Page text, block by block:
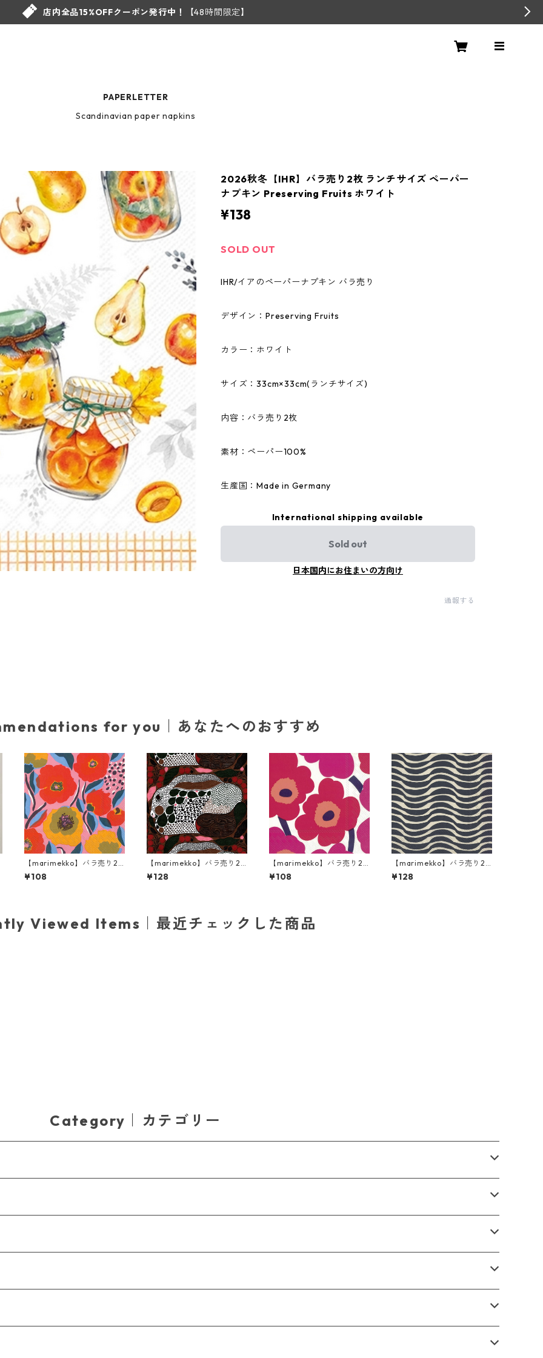
店内全品15%OFFクーポン発行中！ 【48時間限定】
PAPERLETTER
Scandinavian paper napkins
2026秋冬【IHR】バラ売り2枚 ランチサイズ ペーパー
ナプキン Preserving Fruits ホワイト
¥138
SOLD OUT
IHR/イアのペーパーナプキン バラ売り
デザイン：Preserving Fruits
カラー：ホワイト
サイズ：33cm×33cm(ランチサイズ)
内容：バラ売り2枚
素材：ペーパー100%
生産国：Made in Germany
International shipping available
Sold out
日本国内にお住まいの方向け
通報する
for you｜あなたへのおすすめ
【marimekko】バラ売り2
枚 カクテルサイズ ペーパー
ナプキン ROSARIUM ローズ
¥108
【marimekko】バラ売り2
枚 ランチサイズ ペーパーナ
プキン RUSAKKO ブラウンx
¥128
【marimekko】バラ売り2
枚 カクテルサイズ ペーパー
ナプキン UNIKKO ホワイト
¥108
【marimekko】バラ売り2
枚 ランチサイズ ペーパーナ
プキン PALKO クリームxブ
¥128
Viewed Items｜最近チェックした商品
Category｜カテゴリー